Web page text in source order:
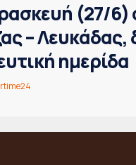
(27/6)
– Λευκάδας,
ημερίδα